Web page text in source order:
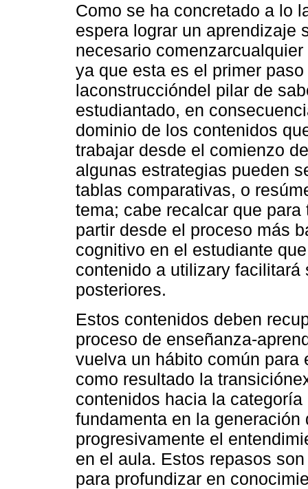
Como se ha concretado a lo
espera lograr un aprendizaje
necesario
ya que esta es el primer
laconstruccióndel pilar de
estudiantado, en
dominio de los contenidos
trabajar desde el comienzo
algunas estrategias pueden
tablas comparativas, o
tema; cabe recalcar que
partir desde el proceso más
cognitivo en el estudiante
contenido a utilizary
posteriores.
Estos contenidos deben
proceso de enseñanza-
vuelva un hábito común para
como resultado la
contenidos hacia la
fundamenta en la
progresivamente el
en el aula. Estos repasos
para profundizar en